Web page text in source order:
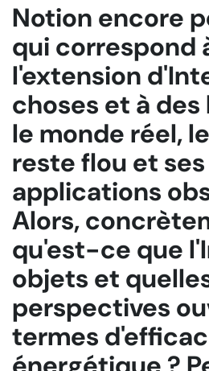
Notion encore
qui correspond
l'extension
choses et à des
le monde réel,
reste flou et ses
applications
Alors,
qu'est-ce que
objets et
perspectives
termes